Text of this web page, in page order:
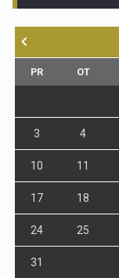
PR OT
3 4
10 11
17 18
24 25
31